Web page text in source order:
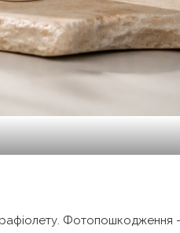
Фотопошкодження